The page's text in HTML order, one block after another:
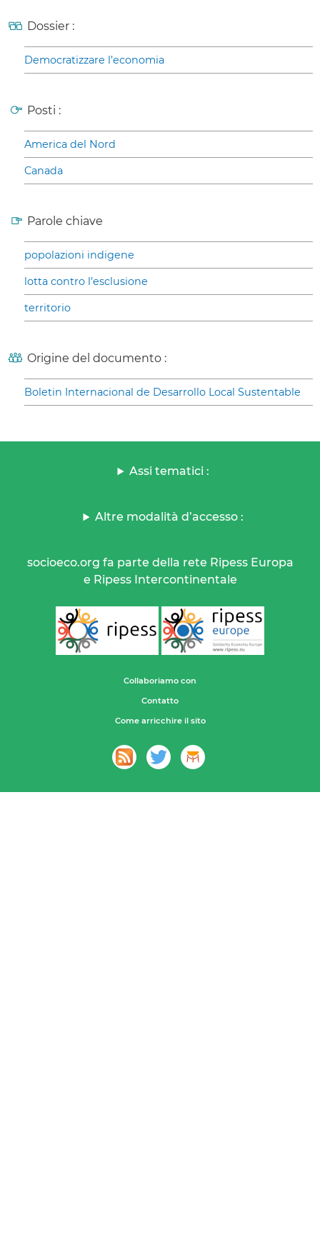
Dossier :
Democratizzare l’economia
Posti :
America del Nord
Canada
Parole chiave
popolazioni indigene
lotta contro l’esclusione
territorio
Origine del documento :
Boletin Internacional de Desarrollo Local Sustentable
Assi tematici :
Altre modalità d’accesso :
socioeco.org fa parte della rete Ripess Europa
e Ripess Intercontinentale
Collaboriamo con
Contatto
Come arricchire il sito